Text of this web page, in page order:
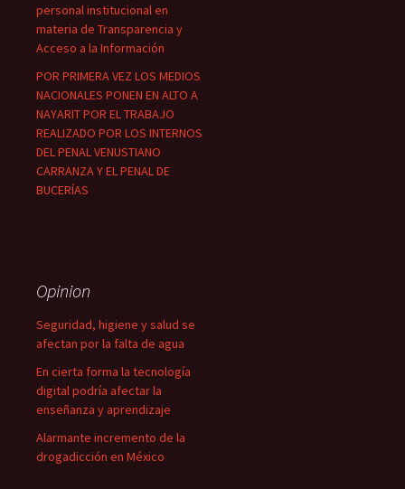
personal institucional en
materia de Transparencia y
Acceso a la Información
POR PRIMERA VEZ LOS MEDIOS
NACIONALES PONEN EN ALTO A
NAYARIT POR EL TRABAJO
REALIZADO POR LOS INTERNOS
DEL PENAL VENUSTIANO
CARRANZA Y EL PENAL DE
BUCERÍAS
Opinion
Seguridad, higiene y salud se
afectan por la falta de agua
En cierta forma la tecnología
digital podría afectar la
enseñanza y aprendizaje
Alarmante incremento de la
drogadicción en México